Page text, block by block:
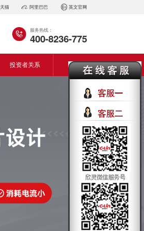
天猫 阿里巴巴 英文官网
服务热线：
400-8236-775
投资者关系